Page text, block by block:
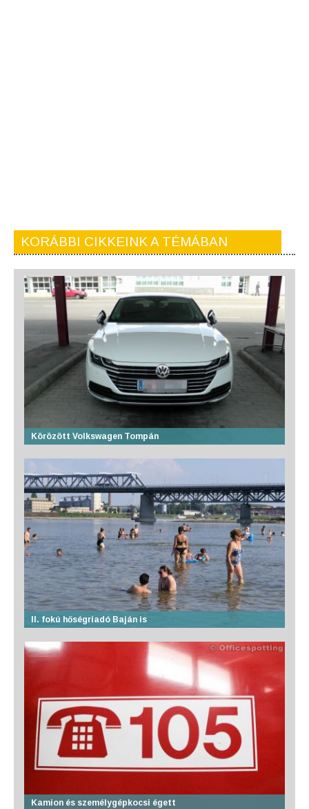
KORÁBBI CIKKEINK A TÉMÁBAN
Körözött Volkswagen Tompán
II. fokú hőségriadó Baján is
Kamion és személygépkocsi égett